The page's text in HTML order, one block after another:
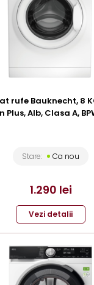
rufe Bauknecht, 8
Plus, Alb, Clasa A,
Stare: Ca nou
1.290 lei
Vezi detalii